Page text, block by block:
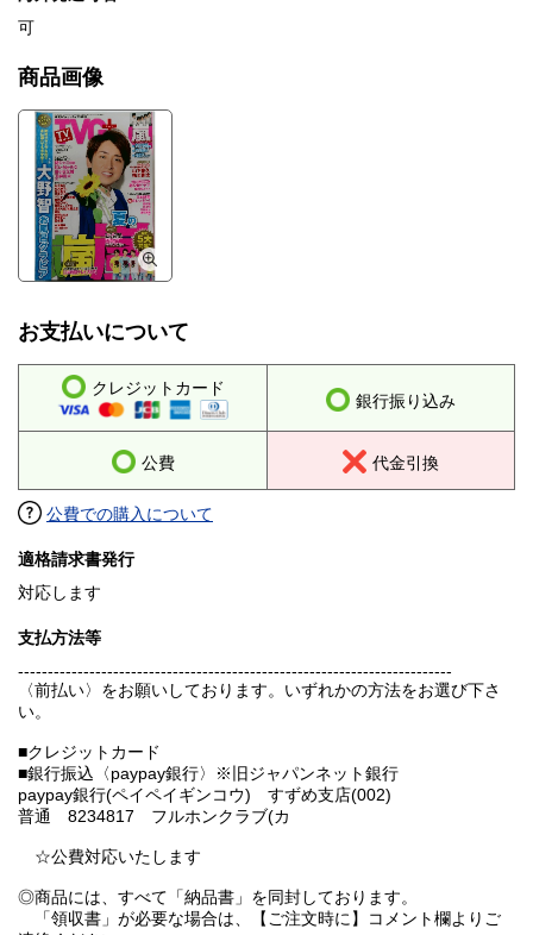
可
商品画像
お支払いについて
クレジットカード
銀行振り込み
公費 代金引換
公費での購入について
適格請求書発行
対応します
支払方法等
-------------------------------------------------------------------------
〈前払い〉をお願いしております。いずれかの方法をお選び下さ
い。
■クレジットカード
■銀行振込〈paypay銀行〉※旧ジャパンネット銀行
paypay銀行(ペイペイギンコウ) すずめ支店(002)
普通 8234817 フルホンクラブ(カ
☆公費対応いたします
◎商品には、すべて「納品書」を同封しております。
「領収書」が必要な場合は、【ご注文時に】コメント欄よりご